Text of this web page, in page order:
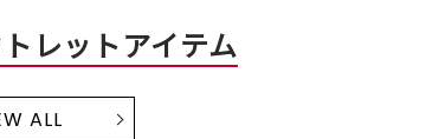
レットアイテム
ALL